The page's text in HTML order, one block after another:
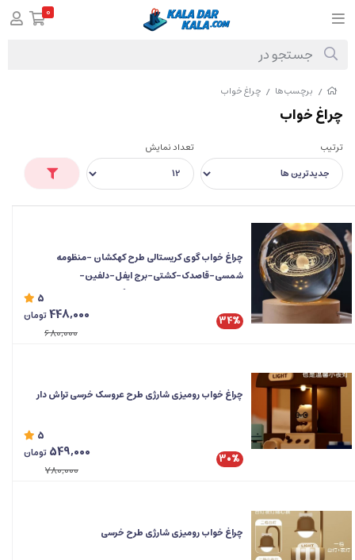
/ برچسب‌ها / چراغ خواب
چراغ خواب
ترتیب تعداد نمایش
چراغ خواب گوی کریستالی طرح کهکشان -منظومه
شمسی-قاصدک-کشتی-برج ایفل-دلفین-
استیج_لبوبو_کورومی_سایز بزرگ (سایز 8)
5
34%
448,000تومان
680,000
چراغ خواب رومیزی شارژی طرح عروسک خرسی تراش دار
5
30%
549,000 تومان
780,000
چراغ خواب رومیزی شارژی طرح خرسی
0